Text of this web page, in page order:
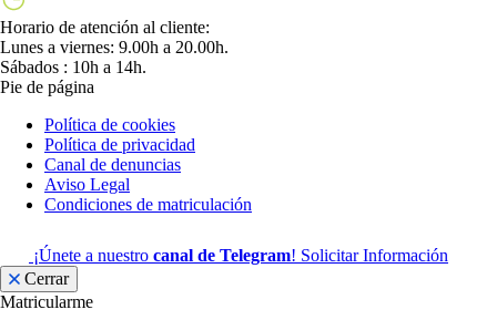
Horario de atención al cliente:
Lunes a viernes: 9.00h a 20.00h.
Sábados : 10h a 14h.
Pie de página
Política de cookies
Política de privacidad
Canal de denuncias
Aviso Legal
Condiciones de matriculación
¡Únete a nuestro canal de Telegram! Solicitar Información
Cerrar
Matricularme